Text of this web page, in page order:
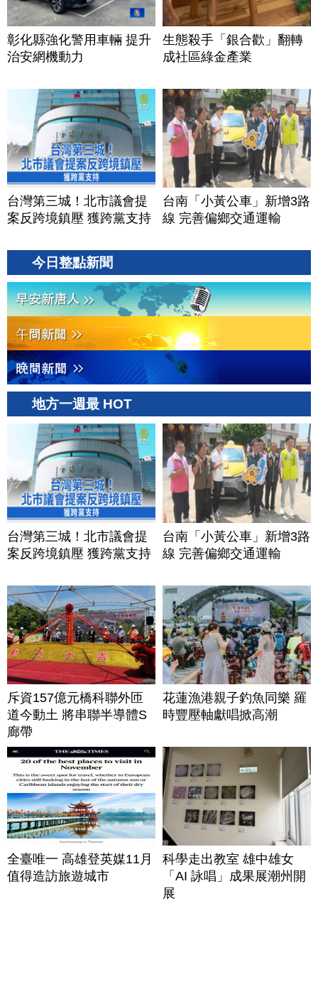
彰化縣強化警用車輛 提升
治安網機動力
生態殺手「銀合歡」翻轉
成社區綠金產業
台灣第三城！北市議會提
案反跨境鎮壓 獲跨黨支持
台南「小黃公車」新增3路
線 完善偏鄉交通運輸
今日整點新聞
地方一週最 HOT
台灣第三城！北市議會提
案反跨境鎮壓 獲跨黨支持
台南「小黃公車」新增3路
線 完善偏鄉交通運輸
斥資157億元橋科聯外匝
道今動土 將串聯半導體S
廊帶
花蓮漁港親子釣魚同樂 羅
時豐壓軸獻唱掀高潮
全臺唯一 高雄登英媒11月
值得造訪旅遊城市
科學走出教室 雄中雄女
「AI 詠唱」成果展潮州開
展